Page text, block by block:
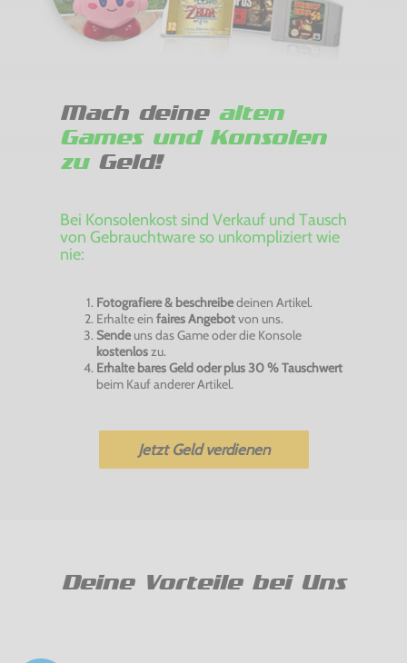
Mach deine alten
Games und Konsolen
zuGeld!
Bei Konsolenkost sind Verkauf und Tausch
von Gebrauchtware so unkompliziert wie
nie:
Fotografiere & beschreibedeinen Artikel.
Erhalte ein faires Angebotvon uns.
Sendeuns das Game oder die Konsole
kostenloszu.
Erhalte bares Geld oder plus 30 % Tauschwert
beim Kauf anderer Artikel.
Jetzt Geld verdienen
Deine Vorteile bei Uns